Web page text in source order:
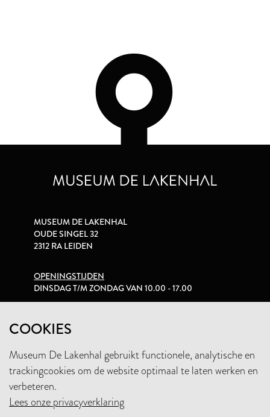
COOKIES
Museum De Lakenhal gebruikt functionele, analytische en
trackingcookies om de website optimaal te laten werken en
verbeteren.
Lees onze privacyverklaring
MUSEUM DE LAKENHAL
OUDE SINGEL 32
2312 RA LEIDEN
OPENINGSTIJDEN
DINSDAG T/M ZONDAG VAN 10.00 - 17.00
+31 (0)71 5165360
INFO@LAKENHAL.NL
STEUN HET MUSEUM